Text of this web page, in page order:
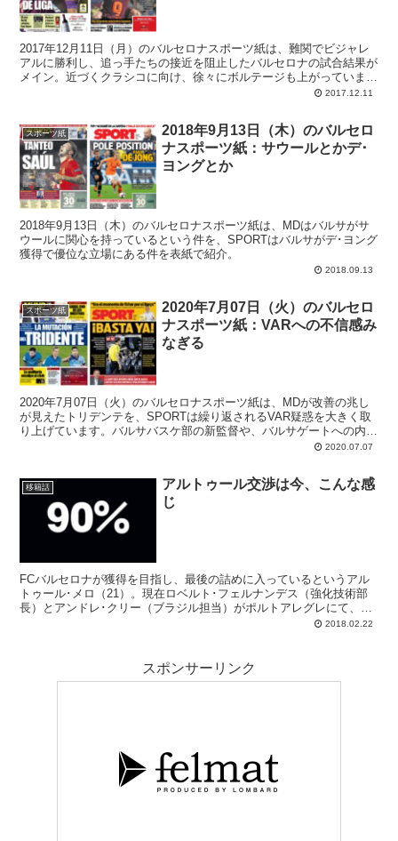
2017年12月11日（月）のバルセロナスポーツ紙は、難関でビジャレ
アルに勝利し、追っ手たちの接近を阻止したバルセロナの試合結果が
メイン。近づくクラシコに向け、徐々にボルテージも上がっていま
2017.12.11
スポーツ紙
2018年9月13日（木）のバルセロ
ナスポーツ紙：サウールとかデ･
ヨングとか
2018年9月13日（木）のバルセロナスポーツ紙は、MDはバルサがサ
ウールに関心を持っているという件を、SPORTはバルサがデ･ヨング
獲得で優位な立場にある件を表紙で紹介。
2018.09.13
スポーツ紙
2020年7月07日（火）のバルセロ
ナスポーツ紙：VARへの不信感み
なぎる
2020年7月07日（火）のバルセロナスポーツ紙は、MDが改善の兆し
が見えたトリデンテを、SPORTは繰り返されるVAR疑惑を大きく取
り上げています。バルサバスケ部の新監督や、バルサゲートへの内部
2020.07.07
移籍話
アルトゥール交渉は今、こんな感
じ
FCバルセロナが獲得を目指し、最後の詰めに入っているというアル
トゥール･メロ（21）。現在ロベルト･フェルナンデス（強化技術部
長）とアンドレ･クリー（ブラジル担当）がポルトアレグレにて、グ
2018.02.22
スポンサーリンク